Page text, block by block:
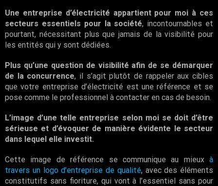
Une entreprise d’électricité appartient pour moi à ces
secteurs essentiels pour la société, incontournables et
pourtant, nécessitant plus que jamais de la visibilité pour
les entités qui y sont dédiées.
Plus qu’une question de visibilité afin de se démarquer
de la concurrence, il s’agit plutôt de rappeler aux cibles
que votre entreprise d’électricité est une référence et se
pose comme le professionnel à contacter en cas de besoin.
L’image d’une telle entreprise selon moi se doit d’être
sérieuse et d’évoquer de manière évidente le secteur
dans lequel elle investit.
Cette image de référence se communique au mieux à
travers un logo d’entreprise de qualité, avec des éléments
constitutifs sans fioriture, qui vont à l’essentiel sans pour